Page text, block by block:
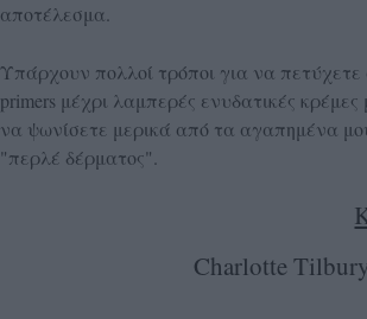
αποτέλεσμα.
Υπάρχουν πολλοί τρόποι για να
primers μέχρι λαμπερές ενυδατικές
να ψωνίσετε μερικά από τα αγαπημένα
"περλέ δέρματος".
Charlotte